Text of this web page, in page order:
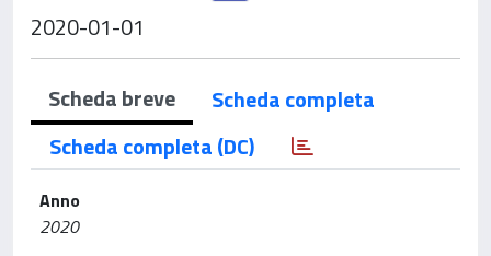
2020-01-01
Scheda breve
Scheda completa
Scheda completa (DC)
Anno
2020